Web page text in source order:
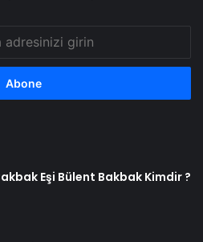
Eşi Bülent Bakbak Kimdir ?